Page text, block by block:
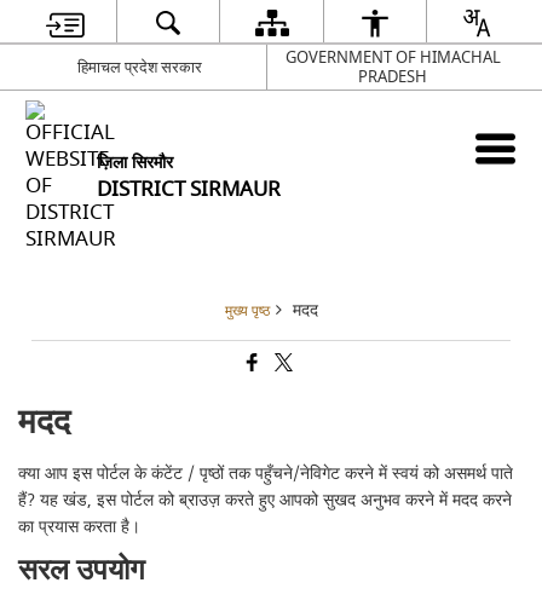
हिमाचल प्रदेश सरकार
GOVERNMENT OF HIMACHAL
PRADESH
ज़िला सिरमौर
DISTRICT SIRMAUR
मुख्य पृष्ठ मदद
मदद
क्या आप इस पोर्टल के कंटेंट / पृष्ठों तक पहुँचने/नेविगेट करने में स्वयं को असमर्थ पाते
हैं? यह खंड, इस पोर्टल को ब्राउज़ करते हुए आपको सुखद अनुभव करने में मदद करने
का प्रयास करता है।
सरल उपयोग